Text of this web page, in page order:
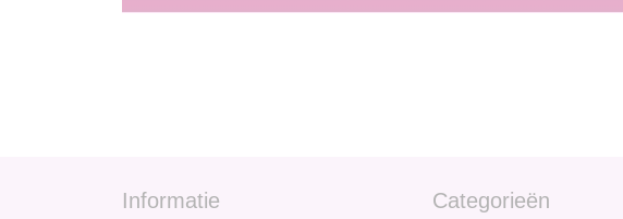
Informatie Categorieën